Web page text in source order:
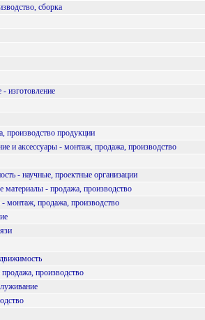
сборка
изготовление
производство продукции
и аксессуары - монтаж, продажа, производство
- научные, проектные организации
материалы - продажа, производство
монтаж, продажа, производство
производство